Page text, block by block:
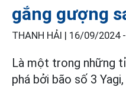
gắng gượng
THANH HẢI | 16/09/2024 -
Là một trong những
phá bởi bão số 3 Yagi,